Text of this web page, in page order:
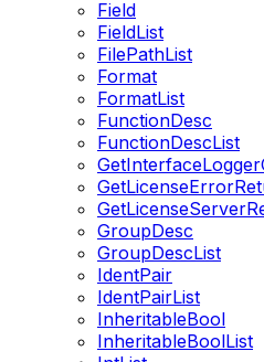
Field
FieldList
FilePathList
Format
FormatList
FunctionDesc
FunctionDescList
GroupDesc
GroupDescList
IdentPair
IdentPairList
InheritableBool
InheritableBoolList